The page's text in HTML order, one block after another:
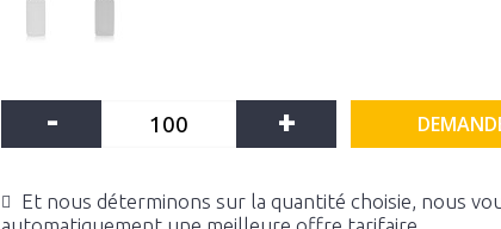
- +
Et nous déterminons sur la quantité choisie, nous